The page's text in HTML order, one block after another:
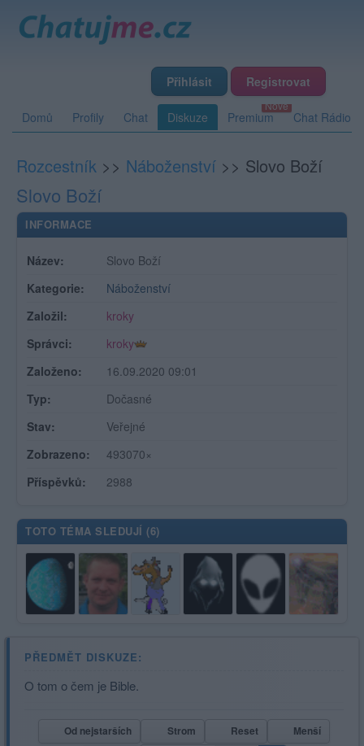
Přihlásit Registrovat
Domů Profily Chat Diskuze Premium Chat Rádio
Rozcestník >> Náboženství >> Slovo Boží
Slovo Boží
INFORMACE
Název:
Slovo Boží
Kategorie:
Náboženství
Založil:
kroky
Správci:
kroky
Založeno:
16.09.2020 09:01
Typ:
Dočasné
Stav:
Veřejné
Zobrazeno:
493070×
Příspěvků:
2988
TOTO TÉMA SLEDUJÍ (6)
PŘEDMĚT DISKUZE:
O tom o čem je Bible.
Od nejstarších Strom Reset
Menší